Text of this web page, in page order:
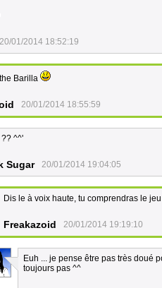
20/01/2014 18:52:19
Barilla
20/01/2014 18:55:59
^^'
Sugar 20/01/2014 19:04:05
Dis le à voix haute, tu comprendras le
Freakazoid 20/01/2014 19:19:10
Euh ... je pense être pas très doué
toujours pas ^^